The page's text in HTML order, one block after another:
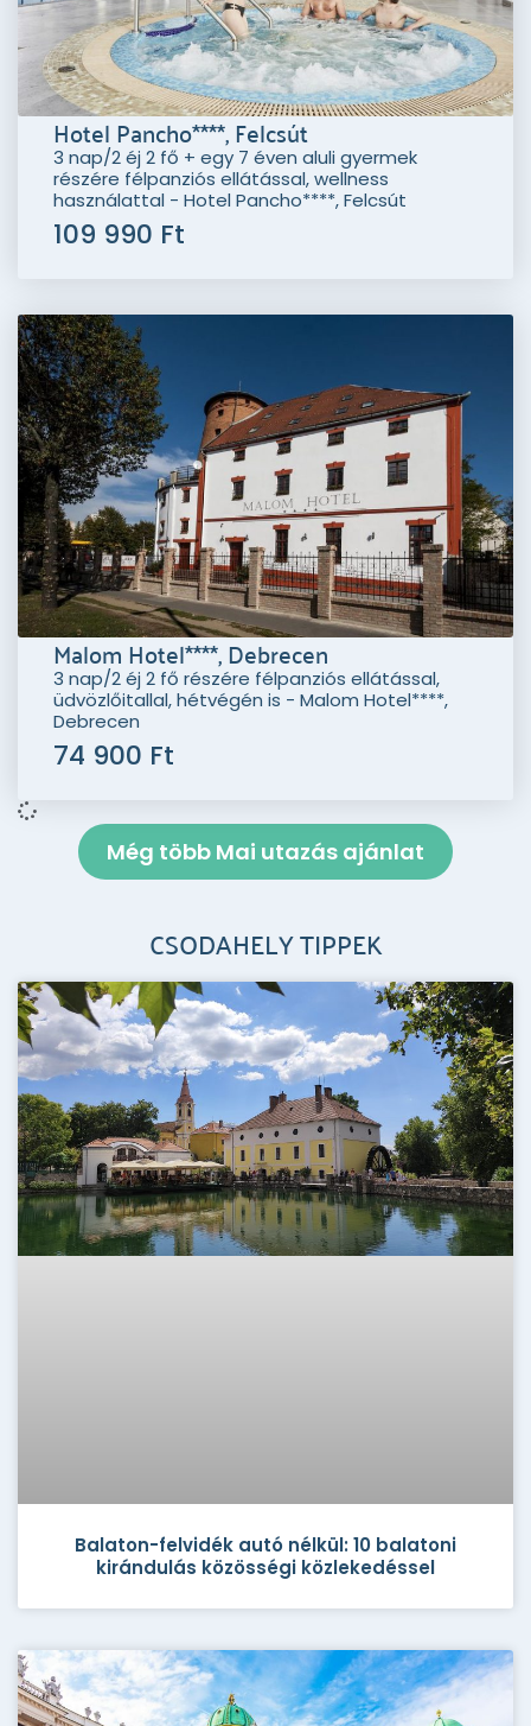
Hotel Pancho****, Felcsút
3 nap/2 éj 2 fő + egy 7 éven aluli gyermek
részére félpanziós ellátással, wellness
használattal - Hotel Pancho****, Felcsút
109 990 Ft
Malom Hotel****, Debrecen
3 nap/2 éj 2 fő részére félpanziós ellátással,
üdvözlőitallal, hétvégén is - Malom Hotel****,
Debrecen
74 900 Ft
Még több Mai utazás ajánlat
CSODAHELY TIPPEK
Balaton-felvidék autó nélkül: 10 balatoni
kirándulás közösségi közlekedéssel